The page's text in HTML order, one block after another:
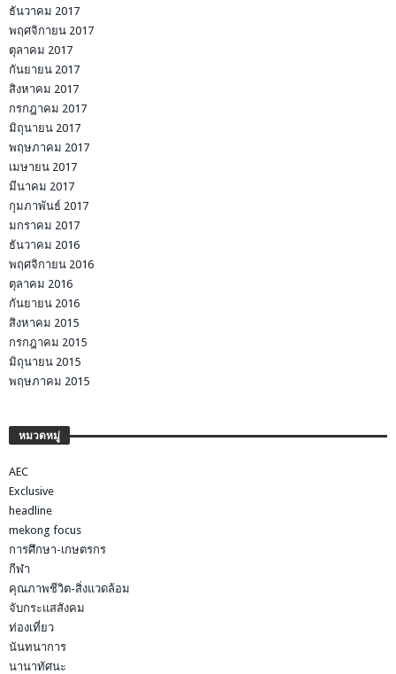
ธันวาคม 2017
พฤศจิกายน 2017
ตุลาคม 2017
กันยายน 2017
สิงหาคม 2017
กรกฎาคม 2017
มิถุนายน 2017
พฤษภาคม 2017
เมษายน 2017
มีนาคม 2017
กุมภาพันธ์ 2017
มกราคม 2017
ธันวาคม 2016
พฤศจิกายน 2016
ตุลาคม 2016
กันยายน 2016
สิงหาคม 2015
กรกฎาคม 2015
มิถุนายน 2015
พฤษภาคม 2015
หมวดหมู่
AEC
Exclusive
headline
mekong focus
การศึกษา-เกษตรกร
กีฬา
คุณภาพชีวิต-สิ่งแวดล้อม
จับกระแสสังคม
ท่องเที่ยว
นันทนาการ
นานาทัศนะ